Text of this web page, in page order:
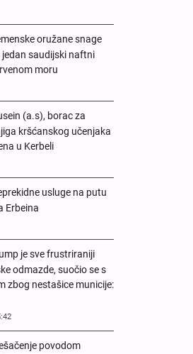
oružane snage
saudijski naftni
moru
(a.s), borac za
kršćanskog učenjaka
u Kerbeli
usluge na putu
Erbeina
je sve frustriraniji
odmazde, suočio se s
zbog nestašice municije:
povodom